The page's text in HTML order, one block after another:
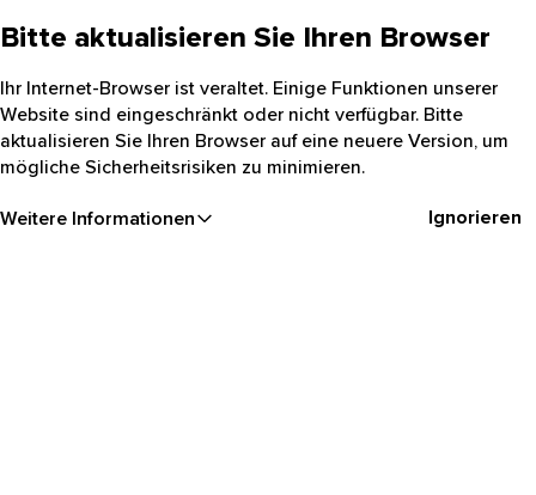
Bitte aktualisieren Sie Ihren Browser
Ihr Internet-Browser ist veraltet. Einige Funktionen unserer
Website sind eingeschränkt oder nicht verfügbar. Bitte
aktualisieren Sie Ihren Browser auf eine neuere Version, um
mögliche Sicherheitsrisiken zu minimieren.
Weitere Informationen Ignorieren